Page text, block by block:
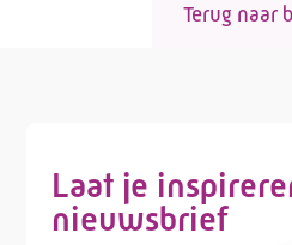
Terug naar
Laat je
nieuwsbrief